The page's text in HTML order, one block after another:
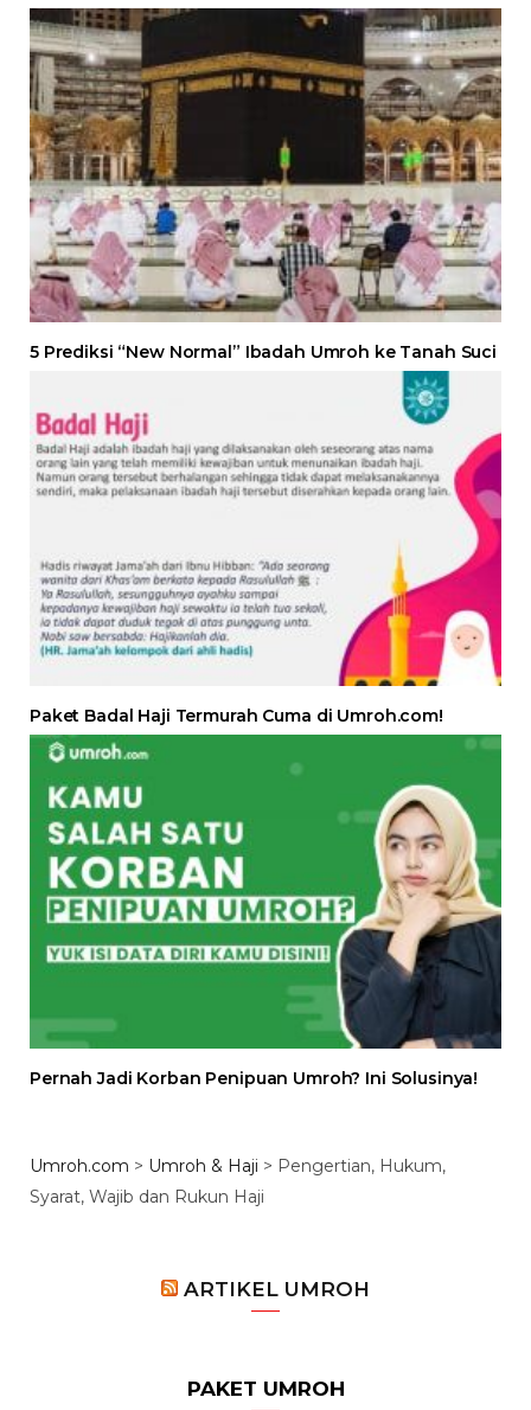
5 Prediksi “New Normal” Ibadah Umroh ke Tanah Suci
Paket Badal Haji Termurah Cuma di Umroh.com!
Pernah Jadi Korban Penipuan Umroh? Ini Solusinya!
Umroh.com > Umroh & Haji > Pengertian, Hukum,
Syarat, Wajib dan Rukun Haji
ARTIKEL UMROH
PAKET UMROH